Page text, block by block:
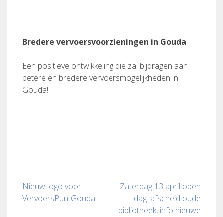
Bredere vervoersvoorzieningen in Gouda
Een positieve ontwikkeling die zal bijdragen aan
betere en bredere vervoersmogelijkheden in
Gouda!
Bericht
navigatie
Nieuw logo voor
VervoersPuntGouda
Zaterdag 13 april open
dag: afscheid oude
bibliotheek, info nieuwe